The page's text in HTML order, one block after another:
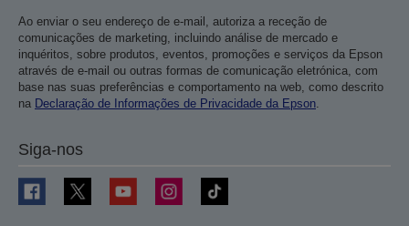
Ao enviar o seu endereço de e-mail, autoriza a receção de
comunicações de marketing, incluindo análise de mercado e
inquéritos, sobre produtos, eventos, promoções e serviços da Epson
através de e-mail ou outras formas de comunicação eletrónica, com
base nas suas preferências e comportamento na web, como descrito
na Declaração de Informações de Privacidade da Epson.
Siga-nos